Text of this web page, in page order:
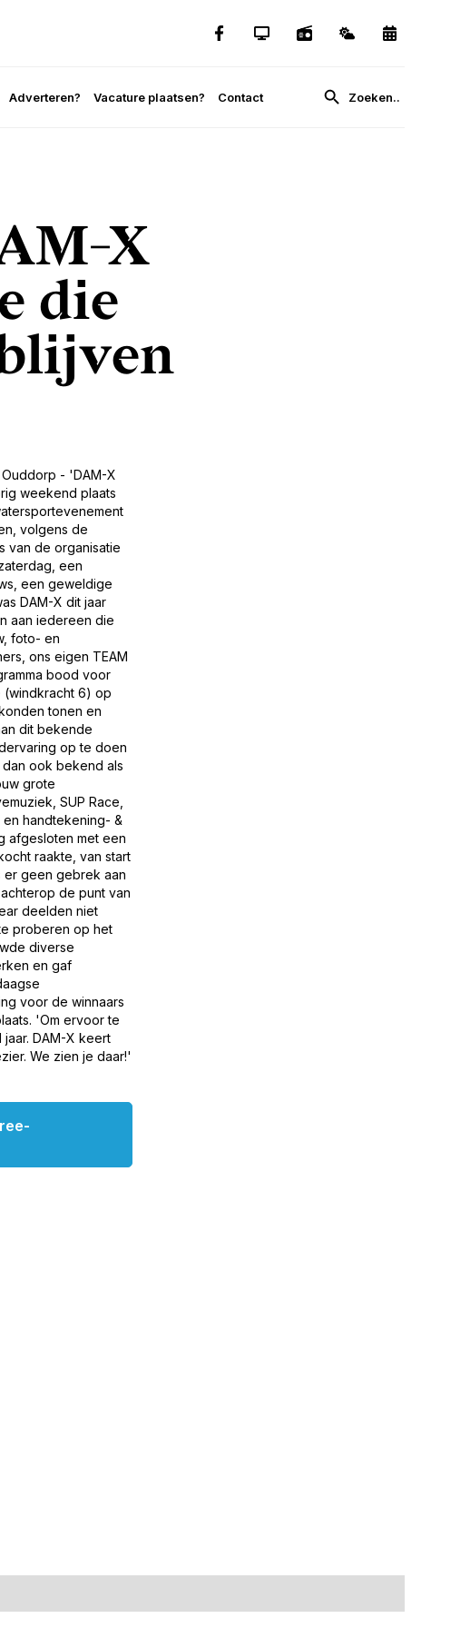
Adverteren? Vacature plaatsen? Contact
X
die
- 'DAM-X
weekend plaats
volgens de
van de organisatie
een
een geweldige
DAM-X dit jaar
aan iedereen die
foto- en
ons eigen TEAM
bood voor
(windkracht 6) op
tonen en
dit bekende
op te doen
ook bekend als
grote
SUP Race,
en handtekening- &
afgesloten met een
raakte, van start
er geen gebrek aan
de punt van
deelden niet
proberen op het
diverse
en gaf
voor de winnaars
'Om ervoor te
DAM-X keert
We zien je daar!'